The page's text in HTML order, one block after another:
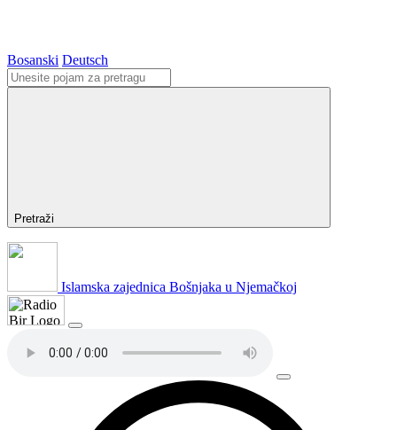
Bosanski Deutsch
Pretraži
Islamska zajednica Bošnjaka u Njemačkoj